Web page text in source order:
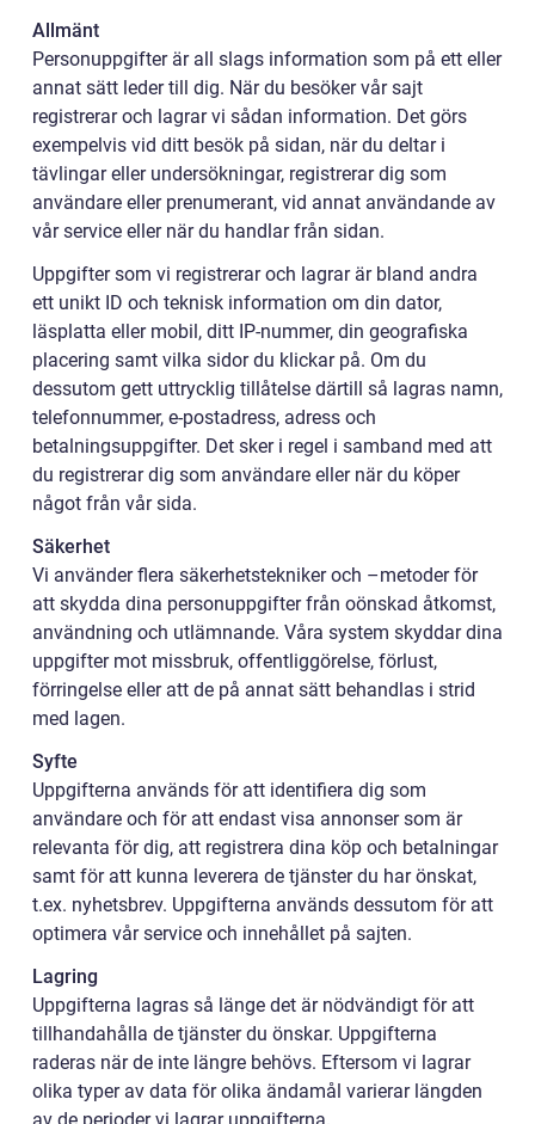
Allmänt
Personuppgifter är all slags information som på ett eller
annat sätt leder till dig. När du besöker vår sajt
registrerar och lagrar vi sådan information. Det görs
exempelvis vid ditt besök på sidan, när du deltar i
tävlingar eller undersökningar, registrerar dig som
användare eller prenumerant, vid annat användande av
vår service eller när du handlar från sidan.
Uppgifter som vi registrerar och lagrar är bland andra
ett unikt ID och teknisk information om din dator,
läsplatta eller mobil, ditt IP-nummer, din geografiska
placering samt vilka sidor du klickar på. Om du
dessutom gett uttrycklig tillåtelse därtill så lagras namn,
telefonnummer, e-postadress, adress och
betalningsuppgifter. Det sker i regel i samband med att
du registrerar dig som användare eller när du köper
något från vår sida.
Säkerhet
Vi använder flera säkerhetstekniker och –metoder för
att skydda dina personuppgifter från oönskad åtkomst,
användning och utlämnande. Våra system skyddar dina
uppgifter mot missbruk, offentliggörelse, förlust,
förringelse eller att de på annat sätt behandlas i strid
med lagen.
Syfte
Uppgifterna används för att identifiera dig som
användare och för att endast visa annonser som är
relevanta för dig, att registrera dina köp och betalningar
samt för att kunna leverera de tjänster du har önskat,
t.ex. nyhetsbrev. Uppgifterna används dessutom för att
optimera vår service och innehållet på sajten.
Lagring
Uppgifterna lagras så länge det är nödvändigt för att
tillhandahålla de tjänster du önskar. Uppgifterna
raderas när de inte längre behövs. Eftersom vi lagrar
olika typer av data för olika ändamål varierar längden